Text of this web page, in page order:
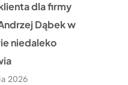
dla firmy
Dąbek w
niedaleko
2026